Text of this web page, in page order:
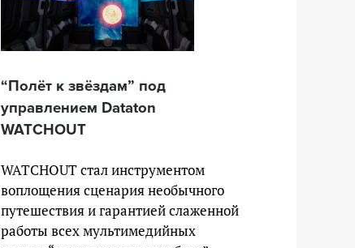
“Полёт к звёздам” под
управлением Dataton
WATCHOUT
WATCHOUT стал инструментом
воплощения сценария необычного
путешествия и гарантией слаженной
работы всех мультимедийных